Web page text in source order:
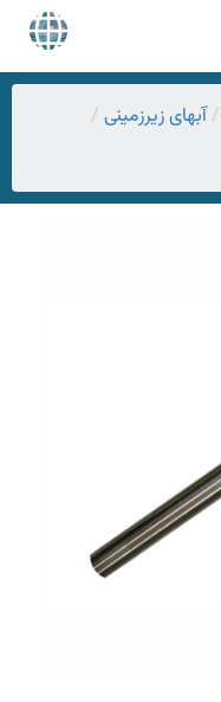
/ آبهای زیرزمینی /